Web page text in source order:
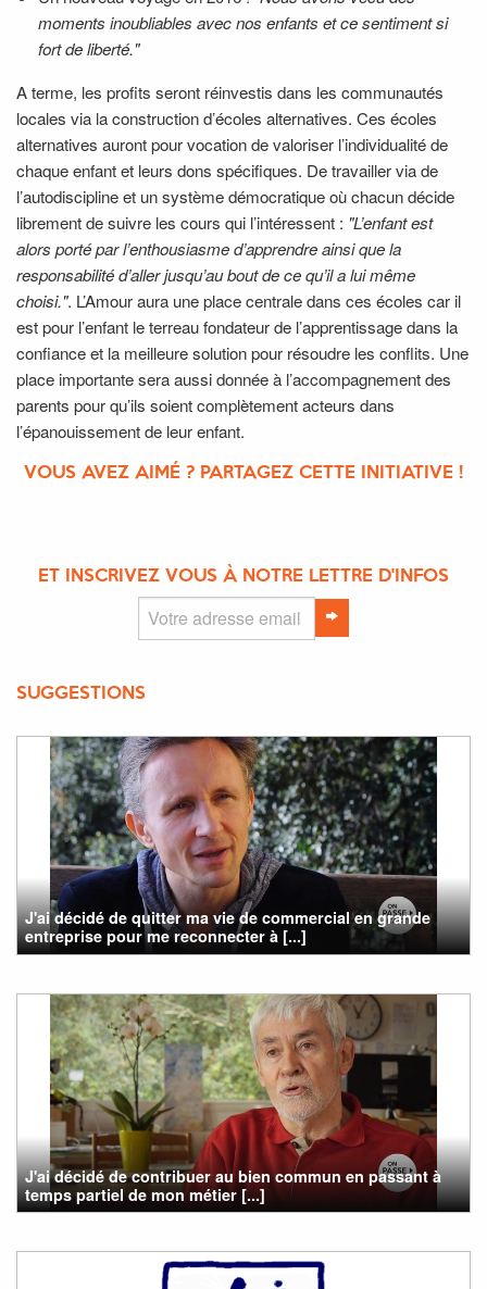
moments inoubliables avec nos enfants et ce sentiment si
fort de liberté."
A terme, les profits seront réinvestis dans les communautés
locales via la construction d’écoles alternatives. Ces écoles
alternatives auront pour vocation de valoriser l’individualité de
chaque enfant et leurs dons spécifiques. De travailler via de
l’autodiscipline et un système démocratique où chacun décide
librement de suivre les cours qui l’intéressent : "L’enfant est
alors porté par l’enthousiasme d’apprendre ainsi que la
responsabilité d’aller jusqu’au bout de ce qu’il a lui même
choisi.". L’Amour aura une place centrale dans ces écoles car il
est pour l’enfant le terreau fondateur de l’apprentissage dans la
confiance et la meilleure solution pour résoudre les conflits. Une
place importante sera aussi donnée à l’accompagnement des
parents pour qu’ils soient complètement acteurs dans
l’épanouissement de leur enfant.
VOUS AVEZ AIMÉ ? PARTAGEZ CETTE INITIATIVE !
ET INSCRIVEZ VOUS À NOTRE LETTRE D'INFOS
SUGGESTIONS
J'ai décidé de quitter ma vie de commercial en grande
entreprise pour me reconnecter à [...]
J'ai décidé de contribuer au bien commun en passant à
temps partiel de mon métier [...]